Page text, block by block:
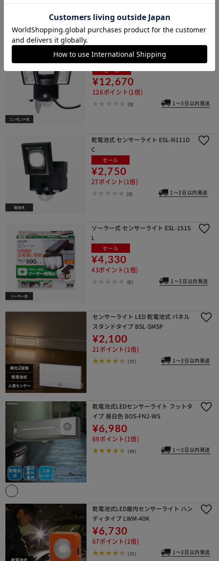
39ポイント(1倍)
(0)
連動センサー付センサーライト ESL-R
S1202SET
セール
¥12,670
126ポイント(1倍)
(0) 1～3日以内発送
乾電池式 センサーライト ESL-N111D
C
セール
¥2,750
27ポイント(1倍)
(0) 1～3日以内発送
ソーラー式 センサーライト ESL-151S
L
セール
¥4,330
43ポイント(1倍)
(0) 1～3日以内発送
センサーライト LED 乾電池式 パネル
スタンドタイプ BSL-SMSP
¥2,100
21ポイント(1倍)
(37) 1～3日以内発送
乾電池式LEDセンサーライト フットタ
イプ 昼白色 BOS-FN2-WS
¥6,980
69ポイント(1倍)
(45) 1～3日以内発送
乾電池式LED屋内センサーライト ハン
ディタイプ LWM-40K
¥6,730
67ポイント(1倍)
(21) 1～3日以内発送